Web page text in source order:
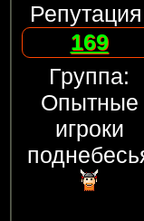
169
Группа:
Опытные
игроки